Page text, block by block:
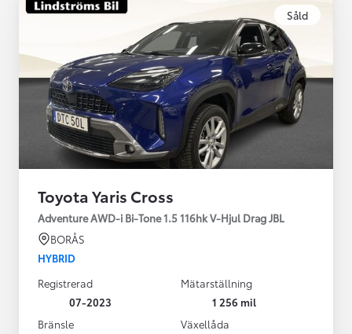
Såld
Toyota Yaris Cross
Adventure AWD-i Bi-Tone 1.5 116hk V-Hjul Drag JBL
BORÅS
HYBRID
Registrerad
07-2023
Mätarställning
1 256 mil
Bränsle
Växellåda